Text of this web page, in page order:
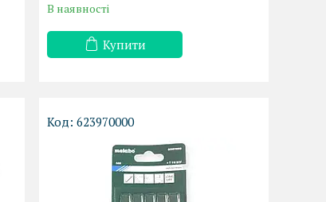
В наявності
Купити
623970000